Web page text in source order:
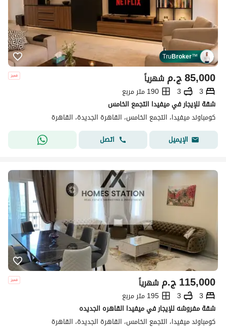
TruBroker™
ج.م85,000 شهرياً
3
3
190 متر مربع
شقة للإيجار في ميفيدا التجمع الخامس
كومباوند ميفيدا، التجمع الخامس، القاهرة الجديدة، القاهرة
الإيميل
اتصل
ج.م115,000 شهرياً
3
3
195 متر مربع
شقة مفروشه للإيجار في ميفيدا القاهره الجديده
كومباوند ميفيدا، التجمع الخامس، القاهرة الجديدة، القاهرة